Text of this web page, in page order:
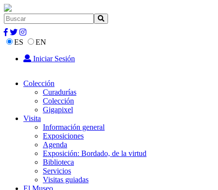
ES
EN
Iniciar Sesión
Colección
Curadurías
Colección
Gigapixel
Visita
Información general
Exposiciones
Agenda
Exposición: Bordado, de la virtud
Biblioteca
Servicios
Visitas guiadas
El Museo